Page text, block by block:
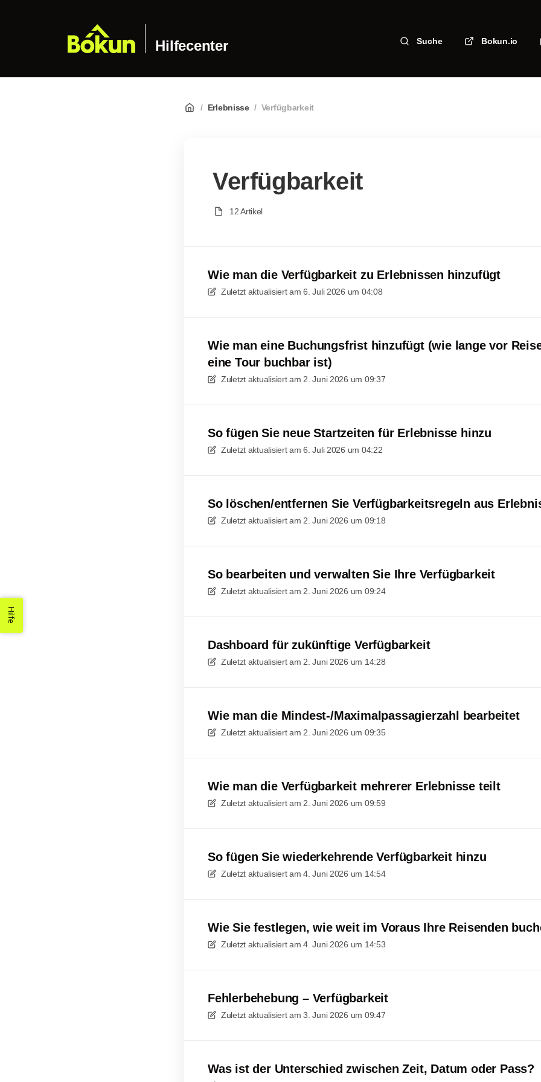
Hilfecenter Suche Bokun.io
/ Erlebnisse / Verfügbarkeit
Verfügbarkeit
12 Artikel
Wie man die Verfügbarkeit zu Erlebnissen hinzufügt
Zuletzt aktualisiert am 6. Juli 2026 um 04:08
Wie man eine Buchungsfrist hinzufügt (wie lange vor
eine Tour buchbar ist)
Zuletzt aktualisiert am 2. Juni 2026 um 09:37
So fügen Sie neue Startzeiten für Erlebnisse hinzu
Zuletzt aktualisiert am 6. Juli 2026 um 04:22
So löschen/entfernen Sie Verfügbarkeitsregeln aus
Zuletzt aktualisiert am 2. Juni 2026 um 09:18
So bearbeiten und verwalten Sie Ihre Verfügbarkeit
Zuletzt aktualisiert am 2. Juni 2026 um 09:24
Dashboard für zukünftige Verfügbarkeit
Zuletzt aktualisiert am 2. Juni 2026 um 14:28
Wie man die Mindest-/Maximalpassagierzahl bearbeitet
Zuletzt aktualisiert am 2. Juni 2026 um 09:35
Wie man die Verfügbarkeit mehrerer Erlebnisse teilt
Zuletzt aktualisiert am 2. Juni 2026 um 09:59
So fügen Sie wiederkehrende Verfügbarkeit hinzu
Zuletzt aktualisiert am 4. Juni 2026 um 14:54
Wie Sie festlegen, wie weit im Voraus Ihre Reisenden
Zuletzt aktualisiert am 4. Juni 2026 um 14:53
Fehlerbehebung – Verfügbarkeit
Zuletzt aktualisiert am 3. Juni 2026 um 09:47
Was ist der Unterschied zwischen Zeit, Datum oder Pass?
Hilfe